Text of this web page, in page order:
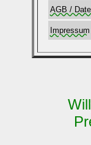
AGB /
Impressum